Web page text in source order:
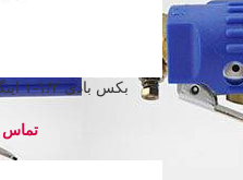
بکس بادی ۱/۲-۱ اینگرسولرند IR2950A7